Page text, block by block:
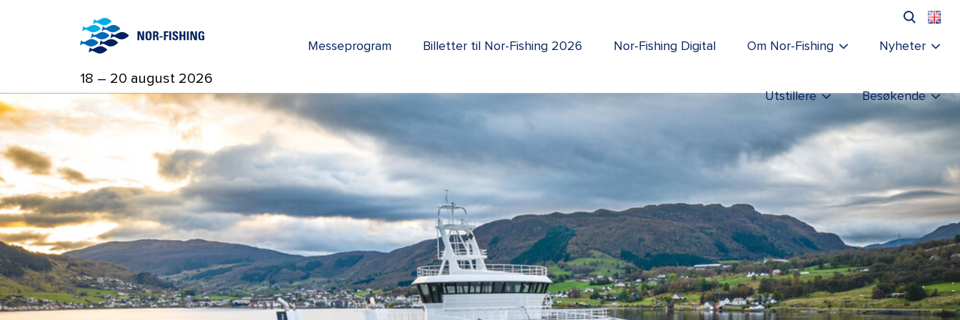
18 – 20 august 2026
Messeprogram Billetter til Nor-Fishing 2026 Nor-Fishing Digital Om Nor-Fishing Nyheter
Utstillere Besøkende